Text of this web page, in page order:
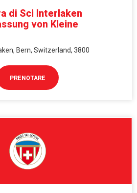
di Sci Interlaken
von Kleine
Bern, Switzerland, 3800
PRENOTARE